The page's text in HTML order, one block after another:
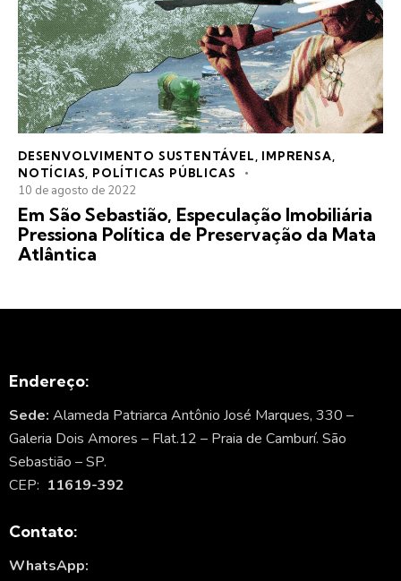
DESENVOLVIMENTO SUSTENTÁVEL, IMPRENSA,
NOTÍCIAS, POLÍTICAS PÚBLICAS
10 de agosto de 2022
Em São Sebastião, Especulação Imobiliária
Pressiona Política de Preservação da Mata
Atlântica
Endereço:
Sede: Alameda Patriarca Antônio José Marques, 330 –
Galeria Dois Amores – Flat.12 – Praia de Camburí. São
Sebastião – SP.
CEP: 11619-392
Contato:
WhatsApp: